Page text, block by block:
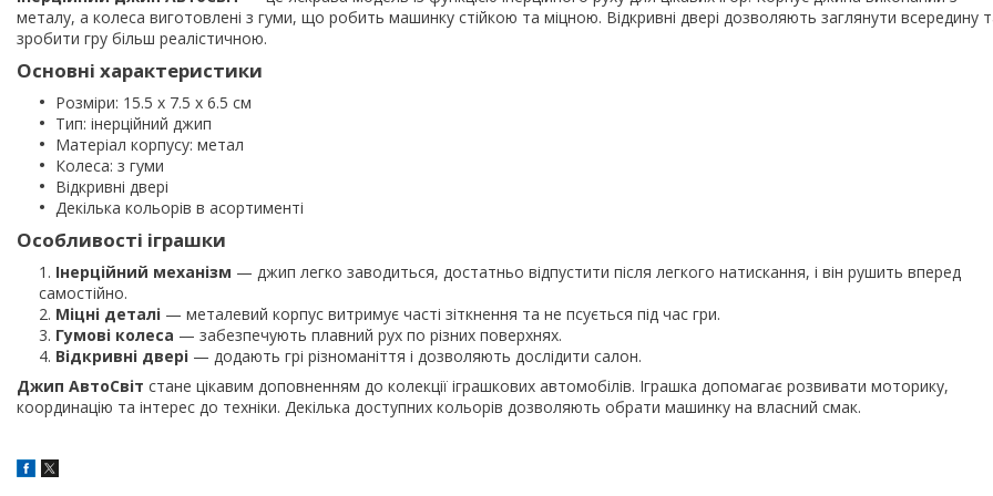
металу, а колеса виготовлені з гуми, що робить машинку стійкою та міцною. Відкривні двері дозволяють заглянути всередину
зробити гру більш реалістичною.
Основні характеристики
Розміри: 15.5 х 7.5 х 6.5 см
Тип: інерційний джип
Матеріал корпусу: метал
Колеса: з гуми
Відкривні двері
Декілька кольорів в асортименті
Особливості іграшки
Інерційний механізм — джип легко заводиться, достатньо відпустити після легкого натискання, і він рушить вперед
самостійно.
Міцні деталі — металевий корпус витримує часті зіткнення та не псується під час гри.
Гумові колеса — забезпечують плавний рух по різних поверхнях.
Відкривні двері — додають грі різноманіття і дозволяють дослідити салон.
Джип АвтоСвіт стане цікавим доповненням до колекції іграшкових автомобілів. Іграшка допомагає розвивати моторику,
координацію та інтерес до техніки. Декілька доступних кольорів дозволяють обрати машинку на власний смак.